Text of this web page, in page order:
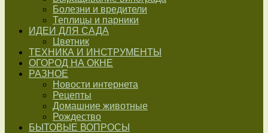
Болезни и вредители
Теплицы и парники
ИДЕИ ДЛЯ САДА
Цветник
ТЕХНИКА И ИНСТРУМЕНТЫ
ОГОРОД НА ОКНЕ
РАЗНОЕ
Новости интернета
Рецепты
Домашние животные
Рождество
БЫТОВЫЕ ВОПРОСЫ